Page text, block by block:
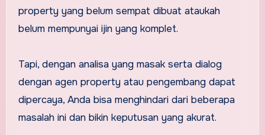
property yang belum sempat dibuat ataukah
belum mempunyai ijin yang komplet.
Tapi, dengan analisa yang masak serta dialog
dengan agen property atau pengembang dapat
dipercaya, Anda bisa menghindari dari beberapa
masalah ini dan bikin keputusan yang akurat.